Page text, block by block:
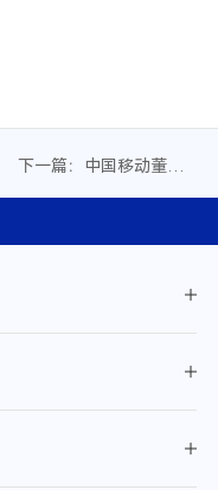
下一篇：中国移动董事长